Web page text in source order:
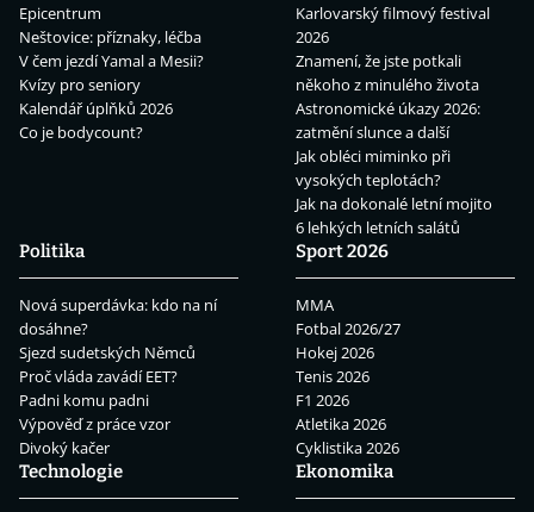
Epicentrum
Neštovice: příznaky, léčba
V čem jezdí Yamal a Mesii?
Kvízy pro seniory
Kalendář úplňků 2026
Co je bodycount?
Karlovarský filmový festival
2026
Znamení, že jste potkali
někoho z minulého života
Astronomické úkazy 2026:
zatmění slunce a další
Jak obléci miminko při
vysokých teplotách?
Jak na dokonalé letní mojito
6 lehkých letních salátů
Politika
Nová superdávka: kdo na ní
dosáhne?
Sjezd sudetských Němců
Proč vláda zavádí EET?
Padni komu padni
Výpověď z práce vzor
Divoký kačer
Sport 2026
MMA
Fotbal 2026/27
Hokej 2026
Tenis 2026
F1 2026
Atletika 2026
Cyklistika 2026
Technologie
Ekonomika